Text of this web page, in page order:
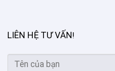
LIÊN HỆ TƯ VẤN!